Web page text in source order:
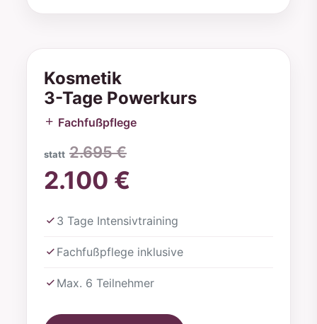
Kosmetik
3-Tage Powerkurs
Fachfußpflege
statt 2.695 €
2.100 €
3 Tage Intensivtraining
Fachfußpflege inklusive
Max. 6 Teilnehmer